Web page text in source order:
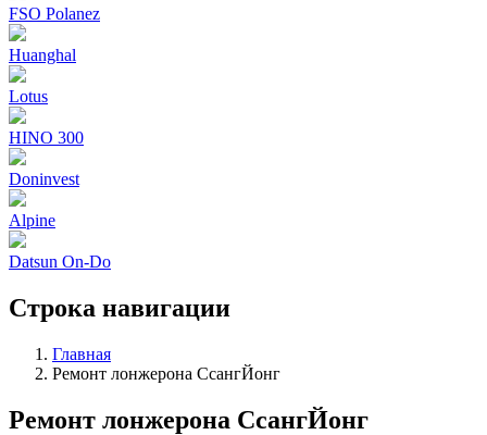
FSO Polanez
Huanghal
Lotus
HINO 300
Doninvest
Alpine
Datsun On-Do
Строка навигации
Главная
Ремонт лонжерона СсангЙонг
Ремонт лонжерона СсангЙонг